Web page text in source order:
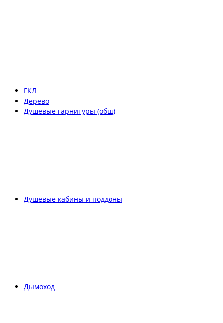
ГКЛ
Дерево
Душевые гарнитуры (общ)
Душевые кабины и поддоны
Дымоход